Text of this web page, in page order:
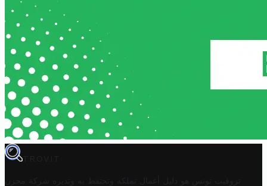
TROVIT
تروفيت تونس هو دليل أعمال تملكه وتحتفظ به وتديره
شركة مخزن